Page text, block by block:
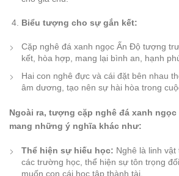
Biểu tượng cho sự gắn kết:
Cặp nghê đá xanh ngọc Ấn Độ tượng
kết, hòa hợp, mang lại bình an, hạnh
Hai con nghê đực và cái đặt bên nhau
âm dương, tạo nên sự hài hòa trong
Ngoài ra, tượng cặp nghê đá xanh
mang những ý nghĩa khác như:
Thể hiện sự hiếu học: Nghê là linh
các trường học, thể hiện sự tôn trọng
muốn con cái học tập thành tài.